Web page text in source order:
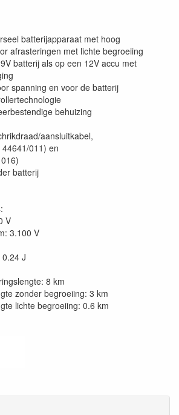
batterijapparaat met hoog
afrasteringen met lichte begroeiing
batterij als op een 12V accu met
spanning en voor de batterij
behuizing
aansluitkabel,
011) en
batterij
V
3.100 V
J
8 km
zonder begroeiing: 3 km
lichte begroeiing: 0.6 km